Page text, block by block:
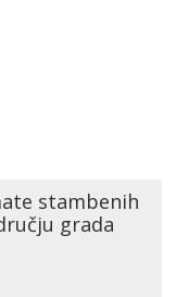
stambenih
grada